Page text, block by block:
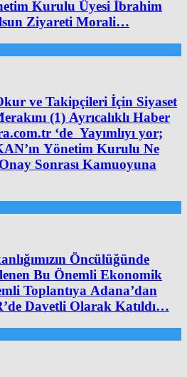
Kurulu Üyesi İbrahim
Ziyareti Morali…
ve Takipçileri İçin Siyaset
(1) Ayrıcalıklı Haber
‘de Yayımlıyı yor;
Yönetim Kurulu Ne
Sonrası Kamuoyuna
Öncülüğünde
Bu Önemli Ekonomik
Adana’dan
Davetli Olarak Katıldı…